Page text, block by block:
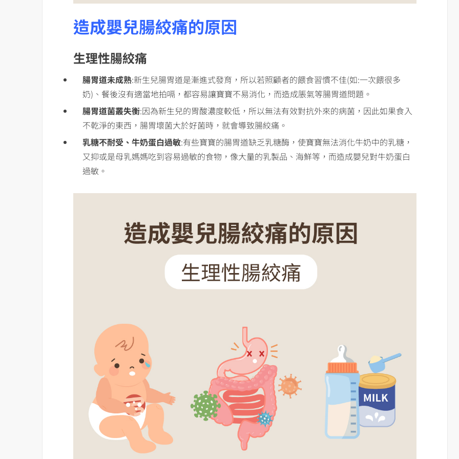
造成嬰兒腸絞痛的原因
生理性腸絞痛
腸胃道未成熟:新生兒腸胃道是漸進式發育，所以若照顧者的餵食習慣不佳(如:一次餵很多
奶)、餐後沒有適當地拍嗝，都容易讓寶寶不易消化，而造成脹氣等腸胃道問題。
腸胃道菌叢失衡:因為新生兒的胃酸濃度較低，所以無法有效對抗外來的病菌，因此如果食入
不乾淨的東西，腸胃壞菌大於好菌時，就會導致腸絞痛。
乳糖不耐受、牛奶蛋白過敏:有些寶寶的腸胃道缺乏乳糖酶，使寶寶無法消化牛奶中的乳糖，
又抑或是母乳媽媽吃到容易過敏的食物，像大量的乳製品、海鮮等，而造成嬰兒對牛奶蛋白
過敏。